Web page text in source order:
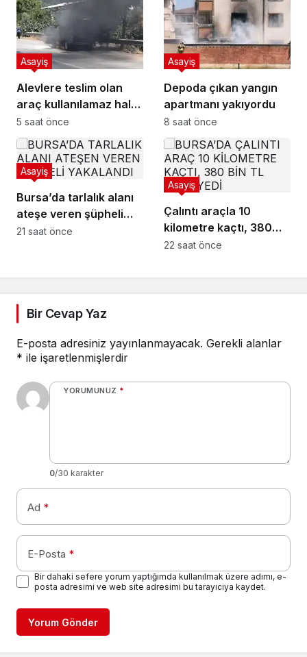
Alevlere teslim olan
araç kullanılamaz hale
geldi
Asayiş
5 saat önce
Depoda çıkan yangın
apartmanı yakıyordu
Asayiş
8 saat önce
Bursa’da tarlalık alanı
ateşe veren şüpheli
yakalandı
Asayiş
21 saat önce
Çalıntı araçla 10
kilometre kaçtı, 380
bin TL ceza yedi
Asayiş
22 saat önce
Bir Cevap Yaz
E-posta adresiniz yayınlanmayacak. Gerekli alanlar
* ile işaretlenmişlerdir
YORUMUNUZ *
0/30 karakter
Ad *
E-Posta *
Bir dahaki sefere yorum yaptığımda kullanılmak üzere adımı, e-
posta adresimi ve web site adresimi bu tarayıcıya kaydet.
Yorum Gönder